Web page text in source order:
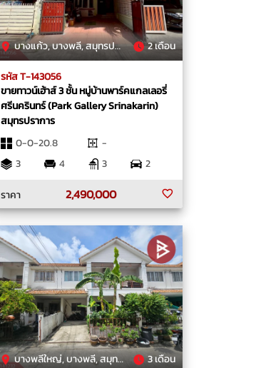
บางแก้ว, บางพลี, สมุทรปราการ 2 เดือน
รหัส T-143056
ขายทาวน์เฮ้าส์ 3 ชั้น หมู่บ้านพาร์คแกลเลอรี่
ศรีนครินทร์ (Park Gallery Srinakarin)
สมุทรปราการ
0-0-20.8
-
3
4 3
2
ราคา
2,490,000
บางพลีใหญ่, บางพลี, สมุทรปราการ 3 เดือน